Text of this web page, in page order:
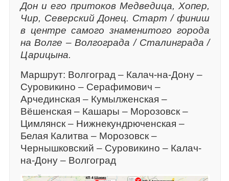
Дон и его притоков Медведица, Хопер,
Чир, Северский Донец. Старт / финиш
в центре самого знаменитого города
на Волге – Волгограда / Сталинграда /
Царицына.
Маршрут: Волгоград – Калач-на-Дону –
Суровикино – Серафимович –
Арчединская – Кумылженская –
Вёшенская – Кашары – Морозовск –
Цимлянск – Нижнекундрюченская –
Белая Калитва – Морозовск –
Чернышковский – Суровикино – Калач-
на-Дону – Волгоград